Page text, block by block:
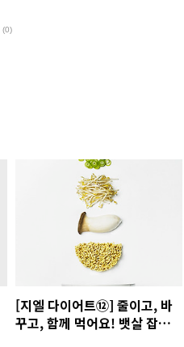
(0)
[지엘 다이어트⑫] 줄이고, 바
꾸고, 함께 먹어요! 뱃살 잡는